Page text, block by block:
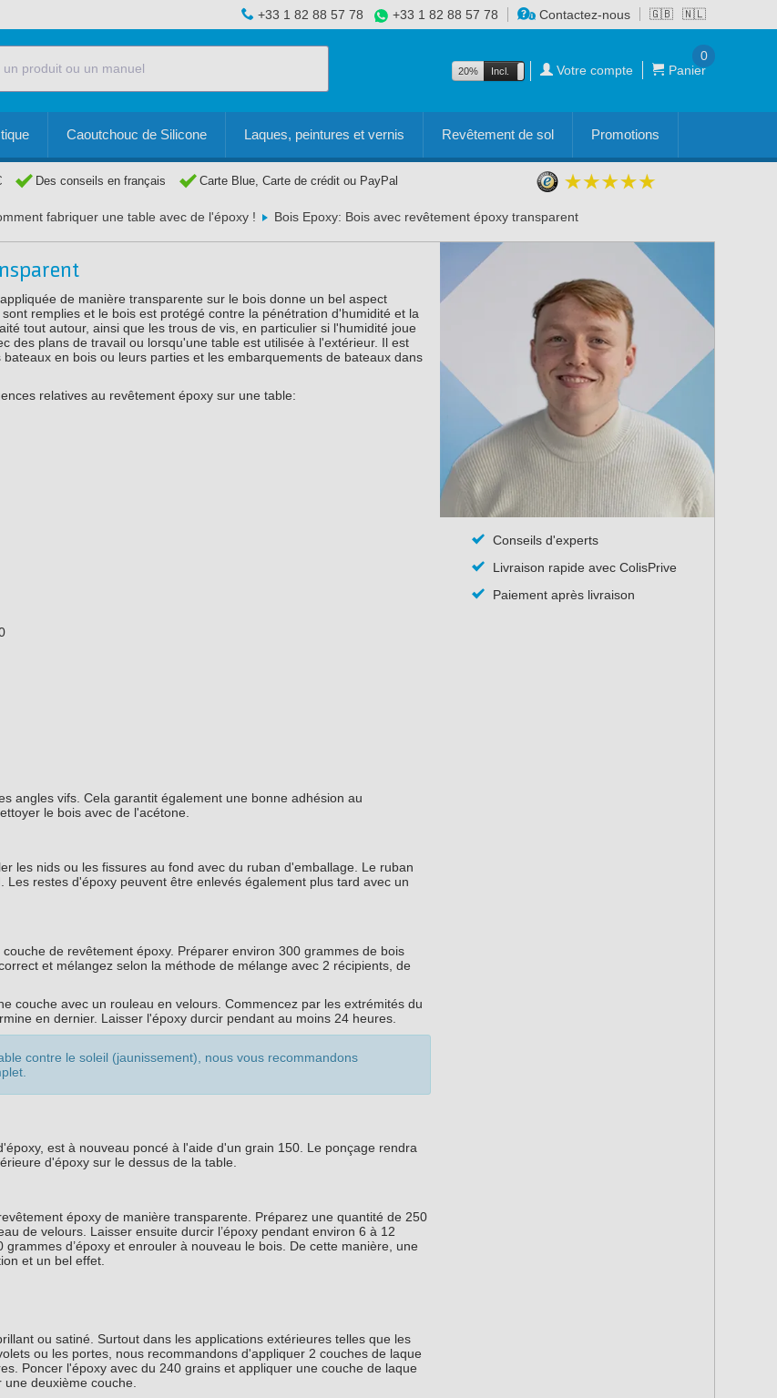
🇬🇧 🇳🇱
+33 1 82 88 57 78 +33 1 82 88 57 78 Contactez-nous
20% Incl. Excl. Votre compte Panier
0
Caoutchouc de Silicone Laques, peintures et vernis Revêtement de sol Promotions
Des conseils en français Carte Blue, Carte de crédit ou PayPal
fabriquer une table avec de l'époxy ! Bois Epoxy: Bois avec revêtement époxy transparent
de manière transparente sur le bois donne un bel aspect
remplies et le bois est protégé contre la pénétration d'humidité et la
tout autour, ainsi que les trous de vis, en particulier si l'humidité joue
des plans de travail ou lorsqu'une table est utilisée à l'extérieur. Il est
en bois ou leurs parties et les embarquements de bateaux dans
relatives au revêtement époxy sur une table:
angles vifs. Cela garantit également une bonne adhésion au
le bois avec de l'acétone.
les nids ou les fissures au fond avec du ruban d'emballage. Le ruban
restes d'époxy peuvent être enlevés également plus tard avec un
de revêtement époxy. Préparer environ 300 grammes de bois
et mélangez selon la méthode de mélange avec 2 récipients, de
couche avec un rouleau en velours. Commencez par les extrémités du
en dernier. Laisser l'époxy durcir pendant au moins 24 heures.
contre le soleil (jaunissement), nous vous recommandons
est à nouveau poncé à l'aide d'un grain 150. Le ponçage rendra
d'époxy sur le dessus de la table.
époxy de manière transparente. Préparez une quantité de 250
de velours. Laisser ensuite durcir l’époxy pendant environ 6 à 12
d’époxy et enrouler à nouveau le bois. De cette manière, une
et un bel effet.
ou satiné. Surtout dans les applications extérieures telles que les
ou les portes, nous recommandons d'appliquer 2 couches de laque
Poncer l'époxy avec du 240 grains et appliquer une couche de laque
deuxième couche.
Conseils d'experts
Livraison rapide avec ColisPrive
Paiement après livraison